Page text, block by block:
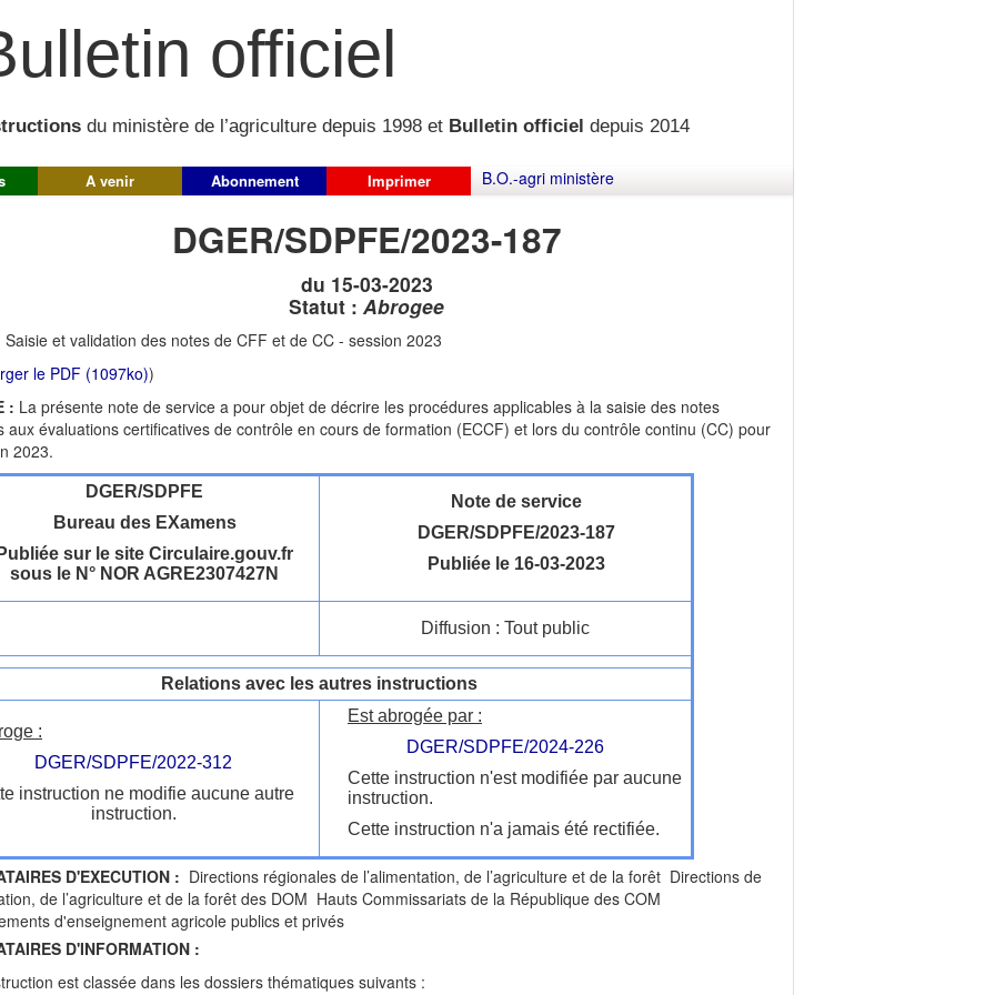
officiel
du ministère de l’agriculture depuis 1998 et Bulletin officiel depuis 2014
A venir Abonnement Imprimer B.O.-agri ministère
DGER/SDPFE/2023-187
du 15-03-2023
Statut : Abrogee
Saisie et validation des notes de CFF et de CC - session 2023
le PDF (1097ko))
: La présente note de service a pour objet de décrire les procédures applicables à la saisie des notes
aux évaluations certificatives de contrôle en cours de formation (ECCF) et lors du contrôle continu (CC) pour
2023.
DGER/SDPFE
Bureau des EXamens
sur le site Circulaire.gouv.fr
sous le N° NOR AGRE2307427N
Note de service
DGER/SDPFE/2023-187
Publiée le 16-03-2023
Diffusion : Tout public
Relations avec les autres instructions
:
DGER/SDPFE/2022-312
instruction ne modifie aucune autre
instruction.
Est abrogée par :
DGER/SDPFE/2024-226
Cette instruction n'est modifiée par aucune
instruction.
Cette instruction n'a jamais été rectifiée.
D'EXECUTION : Directions régionales de l’alimentation, de l’agriculture et de la forêt Directions de
de l’agriculture et de la forêt des DOM Hauts Commissariats de la République des COM
d'enseignement agricole publics et privés
D'INFORMATION :
est classée dans les dossiers thématiques suivants :